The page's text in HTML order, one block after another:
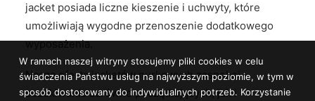
jacket posiada liczne kieszenie i uchwyty, które
umożliwiają wygodne przenoszenie dodatkowego
wyposażenia.
Nasza oferta jacketów nurkowych zaspokoi
oczekiwania zarówno początkujących, jak i
W ramach naszej witryny stosujemy pliki cookies w celu
świadczenia Państwu usług na najwyższym poziomie, w tym w
sposób dostosowany do indywidualnych potrzeb. Korzystanie